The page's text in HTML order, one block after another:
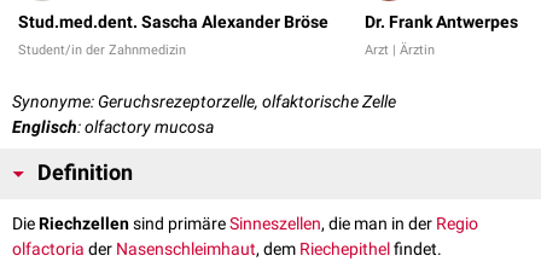
Stud.med.dent. Sascha Alexander Bröse
Student/in der Zahnmedizin
Dr. Frank Antwerpes
Arzt | Ärztin
Synonyme: Geruchsrezeptorzelle, olfaktorische Zelle
Englisch: olfactory mucosa
Definition
DieRiechzellensind primäreSinneszellen, die man in der Regio
olfactoria der Nasenschleimhaut, dem Riechepithelfindet.